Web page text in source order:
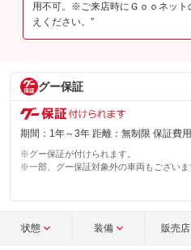
用不可。※ご来店時にＧｏｏネッ
えください。”
グー保証
期間：1年～3年 距離：無制限 保証費
※グー保証が付けられます。
※一部、グー保証対象外の車両もございま
状態 装備 販売店